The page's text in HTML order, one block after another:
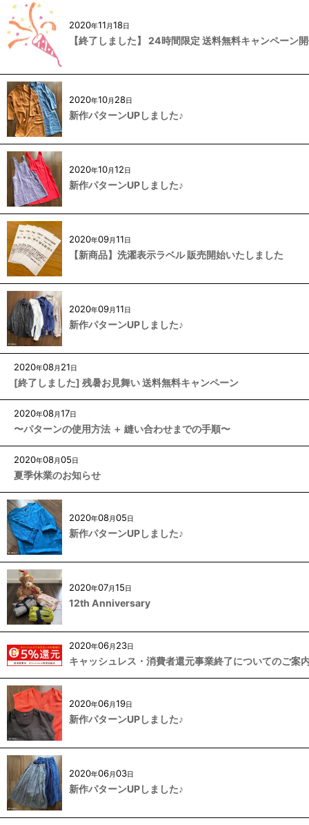
2020年11 月18日
【終了しました】 24時間限定 送料無料キャンペーン
2020年10月 28日
新作パターンUPしました♪
2020年10月12日
新作パターンUPしました♪
2020年09月11日
【新商品】洗濯表示ラベル 販売開始いたしました
2020年09月11日
新作パターンUPしました♪
2020年08月 21日
[終了しました] 残暑お見舞い 送料無料キャンペーン
2020年08月17日
〜パターンの使用方法 ＋ 縫い合わせまでの手順〜
2020年08月05日
夏季休業のお知らせ
2020年08月05日
新作パターンUPしました♪
2020年07月15日
12th Anniversary
2020年06月 23日
キャッシュレス・消費者還元事業終了についてのご案
2020年06月19日
新作パターンUPしました♪
2020年06月03日
新作パターンUPしました♪